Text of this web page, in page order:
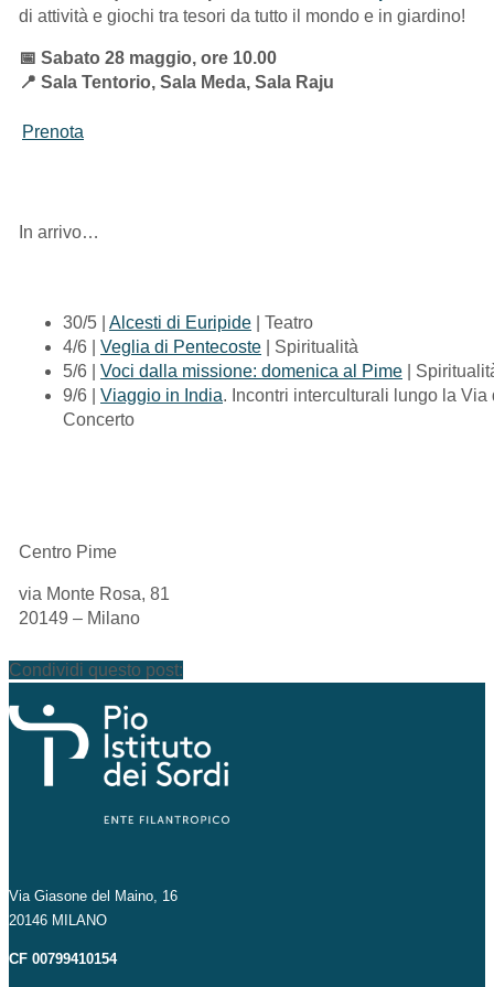
di attività e giochi tra tesori da tutto il mondo e in giardino!
📅 Sabato 28 maggio, ore 10.00
📍 Sala Tentorio, Sala Meda, Sala Raju
Prenota
In arrivo…
30/5 | Alcesti di Euripide | Teatro
4/6 | Veglia di Pentecoste | Spiritualità
5/6 | Voci dalla missione: domenica al Pime |
9/6 | Viaggio in India. Incontri interculturali lungo la Via
Concerto
Centro Pime
via Monte Rosa, 81
20149 – Milano
Condividi questo post:
Via Giasone del Maino, 16
20146 MILANO
CF 00799410154